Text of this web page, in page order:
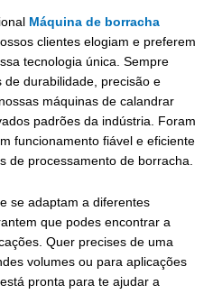
Máquina de borracha
clientes elogiam e preferem
tecnologia única. Sempre
de durabilidade, precisão e
máquinas de calandrar
padrões da indústria. Foram
funcionamento fiável e eficiente
de processamento de borracha.
se adaptam a diferentes
que podes encontrar a
Quer precises de uma
volumes ou para aplicações
pronta para te ajudar a